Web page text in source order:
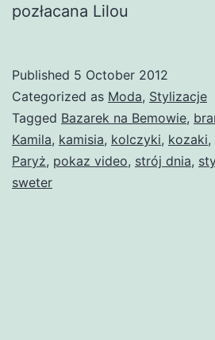
pozłacana Lilou
Published 5 October 2012
Categorized as Moda, Stylizacje
Tagged Bazarek na Bemowie,
Kamila, kamisia, kolczyki, kozaki,
Paryż, pokaz video, strój dnia,
sweter